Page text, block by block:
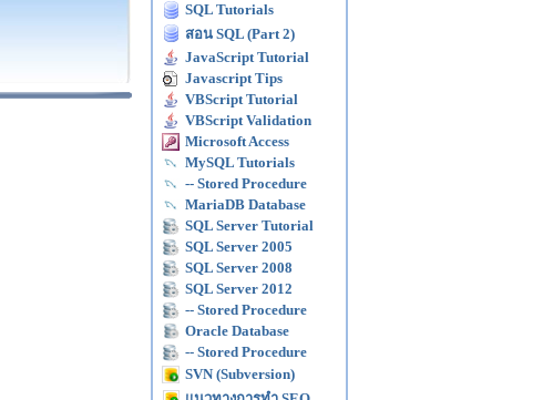
SQL Tutorials
สอน SQL (Part 2)
JavaScript Tutorial
Javascript Tips
VBScript Tutorial
VBScript Validation
Microsoft Access
MySQL Tutorials
-- Stored Procedure
MariaDB Database
SQL Server Tutorial
SQL Server 2005
SQL Server 2008
SQL Server 2012
-- Stored Procedure
Oracle Database
-- Stored Procedure
SVN (Subversion)